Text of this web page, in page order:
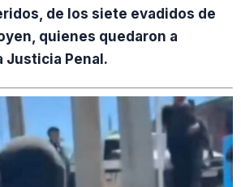
de los siete evadidos de
quienes quedaron a
Justicia Penal.